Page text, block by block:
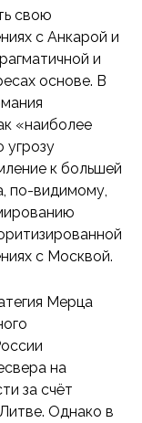
свою
с Анкарой и
и
основе. В
«наиболее
угрозу
к большей
по-видимому,
с Москвой.
Мерца
на
за счёт
Однако в